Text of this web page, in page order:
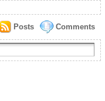
Comments
Posts